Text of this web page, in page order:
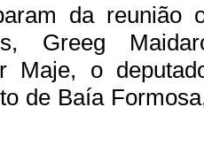
da reunião
Greeg
Maje, o
de Baía